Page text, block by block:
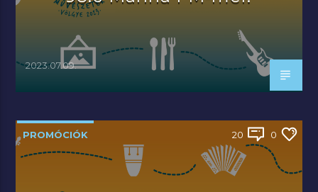
2023.07.09.
PROMÓCIÓK 20 0